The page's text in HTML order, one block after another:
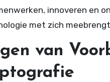
innoveren en
met zich
van